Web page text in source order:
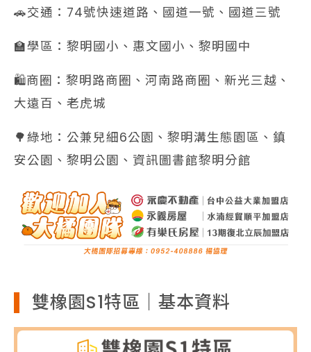
🚗交通：74號快速道路、國道一號、國道三號
🏫學區：黎明國小、惠文國小、黎明國中
🛍️商圈：黎明路商圈、河南路商圈、新光三越、
大遠百、老虎城
🌳綠地：公兼兒細6公園、黎明溝生態園區、鎮
安公園、黎明公園、資訊圖書館黎明分館
雙橡園S1特區｜基本資料